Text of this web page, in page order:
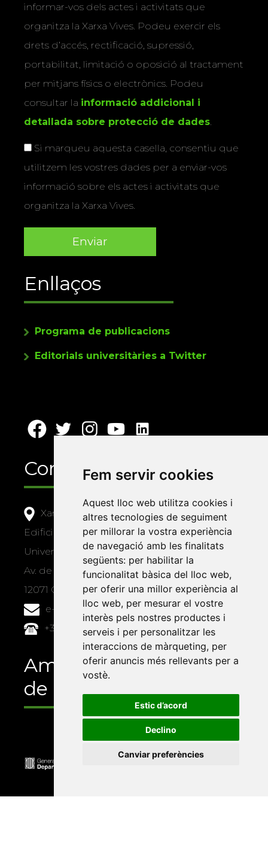
Fem servir cookies
Aquest lloc web utilitza cookies i
altres tecnologies de seguiment
per millorar la vostra experiència
de navegació amb les finalitats
següents: per habilitar la
funcionalitat bàsica del lloc web,
per oferir una millor experiència al
lloc web, per mesurar el vostre
interès pels nostres productes i
serveis i per personalitzar les
interaccions de màrqueting, per
oferir anuncis més rellevants per a
vostè.
Estic d’acord
Declino
Canviar preferències
informar-vos dels actes i activitats que
organitza la Xarxa Vives. Podeu exercir els
drets d’accés, rectificació, supressió,
portabilitat, limitació o oposició al tractament
per mitjans físics o electrònics. Podeu
consultar la informació addicional i
detallada sobre protecció de dades.
Si marqueu aquesta casella, consentiu que
utilitzem les vostres dades per a enviar-vos
informació sobre els actes i activitats que
organitza la Xarxa Vives.
Enllaços
Programa de publicacions
Editorials universitàries a Twitter
Contacte
Xarxa Vives d'Universitats
Edifici Àgora
Universitat Jaume I, local 10
Av. de Vicent Sos Baynat, s/n
12071 Castelló de la Plana
e-buc@vives.org
+34 964 72 89 93
Amb el suport
de